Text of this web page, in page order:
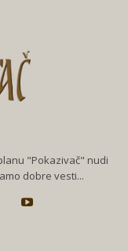
"Pokazivač" nudi
dobre vesti...